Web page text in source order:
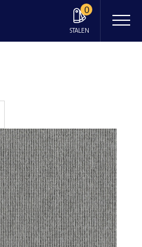
0
STALEN